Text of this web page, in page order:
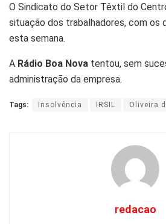
O Sindicato do Setor Têxtil do
situação dos trabalhadores, com os
esta semana.
A Rádio Boa Nova tentou, sem
administração da empresa.
Tags: Insolvência IRSIL Oliveira
redacao